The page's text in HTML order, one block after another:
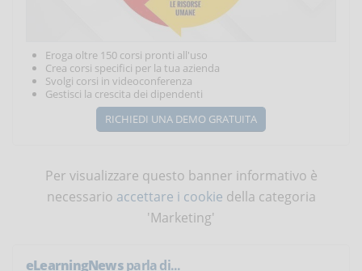
Eroga oltre 150 corsi pronti all'uso
Crea corsi specifici per la tua azienda
Svolgi corsi in videoconferenza
Gestisci la crescita dei dipendenti
RICHIEDI UNA DEMO GRATUITA
Per visualizzare questo banner informativo è
necessario accettare i cookie della categoria
'Marketing'
eLearningNewsparla di...